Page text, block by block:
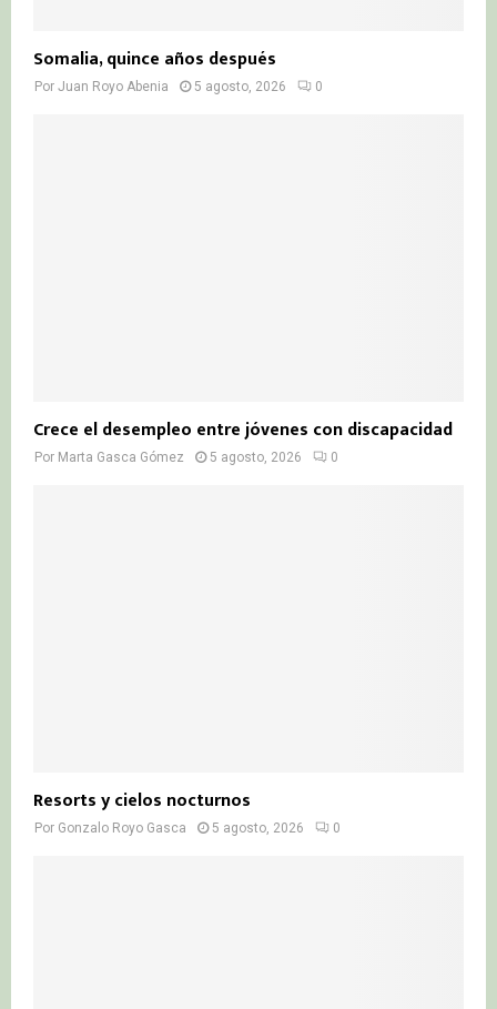
Somalia, quince años después
Por Juan Royo Abenia 5 agosto, 2026 0
Crece el desempleo entre jóvenes con discapacidad
Por Marta Gasca Gómez 5 agosto, 2026 0
Resorts y cielos nocturnos
Por Gonzalo Royo Gasca 5 agosto, 2026 0